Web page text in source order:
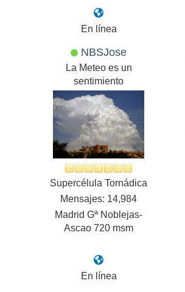
En línea
NBSJose
La Meteo es un
sentimiento
Supercélula Tornádica
Mensajes: 14,984
Madrid Gª Noblejas-
Ascao 720 msm
En línea